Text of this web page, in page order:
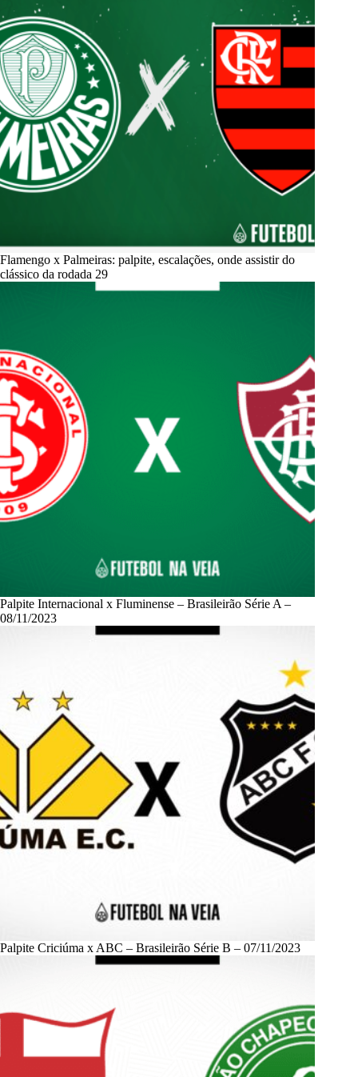
Flamengo x Palmeiras: palpite, escalações, onde assistir do
clássico da rodada 29
Palpite Internacional x Fluminense – Brasileirão Série A –
08/11/2023
Palpite Criciúma x ABC – Brasileirão Série B – 07/11/2023